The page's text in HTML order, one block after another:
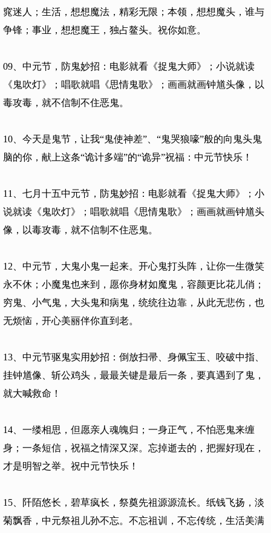
窕迷人；生活，想想魔法，精彩无限；本领，想想魔头，谁与
争锋；事业，想想魔王，独占鳌头。祝你如意。
09、中元节，防鬼妙招：电影就看《捉鬼大师》；小说就读
《鬼吹灯》；唱歌就唱《思情鬼歌》；画画就画钟馗头像，以
毒攻毒，就不信制不住恶鬼。
10、今天是鬼节，让我“鬼使神差”、“鬼哭狼嚎”般的向鬼头鬼
脑的你，献上这条“诡计多端”的“诡异”祝福：中元节快乐！
11、七月十五中元节，防鬼妙招：电影就看《捉鬼大师》；小
说就读《鬼吹灯》；唱歌就唱《思情鬼歌》；画画就画钟馗头
像，以毒攻毒，就不信制不住恶鬼。
12、中元节，大鬼小鬼一起来。开心鬼打头阵，让你一生微笑
永不休；小魔鬼也来到，愿你身材如魔鬼，容颜更比花儿俏；
穷鬼、小气鬼，大头鬼和病鬼，统统往边靠，从此无悲伤，也
无烦恼，开心美丽伴你直到老。
13、中元节驱鬼实用妙招：倒放扫帚、身佩宝玉、咬破中指、
挂钟馗像、斩公鸡头，最最关键是最后一条，要真遇到了鬼，
就大喊救命！
14、一缕相思，但愿亲人魂魄归；一身正气，不怕恶鬼来缠
身；一条短信，祝福之情深又深。忘掉逝去的，把握好现在，
才是明智之举。祝中元节快乐！
15、阡陌悠长，碧草疯长，祭奠先祖源源流长。纸钱飞扬，淡
菊飘香，中元祭祖儿孙不忘。不忘祖训，不忘传统，生活美满